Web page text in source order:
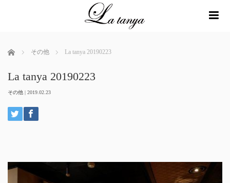
ホーム その他 La tanya 20190223
La tanya 20190223
その他 | 2019.02.23